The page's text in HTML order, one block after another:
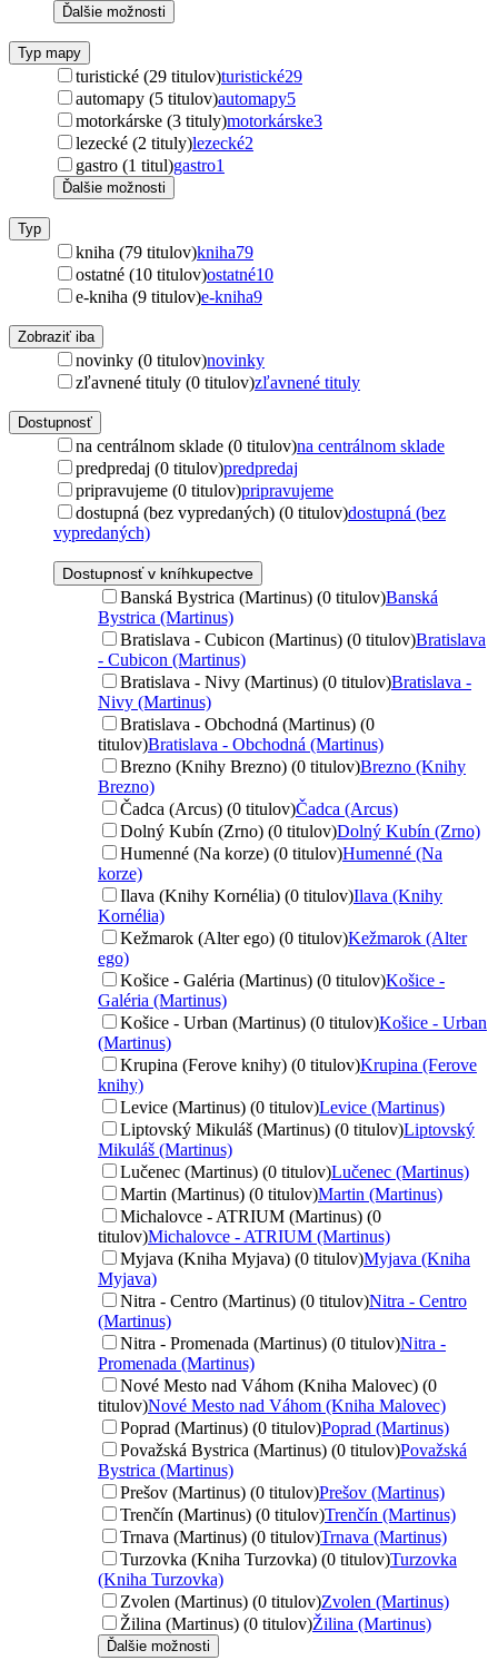
Ďalšie možnosti
Typ mapy
turistické (29 titulov)turistické29
automapy (5 titulov)automapy5
motorkárske (3 tituly)motorkárske3
lezecké (2 tituly)lezecké2
gastro (1 titul)gastro1
Ďalšie možnosti
Typ
kniha (79 titulov)kniha79
ostatné (10 titulov)ostatné10
e-kniha (9 titulov)e-kniha9
Zobraziť iba
novinky (0 titulov)novinky
zľavnené tituly (0 titulov)zľavnené tituly
Dostupnosť
na centrálnom sklade (0 titulov)na centrálnom sklade
predpredaj (0 titulov)predpredaj
pripravujeme (0 titulov)pripravujeme
dostupná (bez vypredaných) (0 titulov)dostupná (bez
vypredaných)
Dostupnosť v kníhkupectve
Banská Bystrica (Martinus) (0 titulov)Banská
Bystrica (Martinus)
Bratislava - Cubicon (Martinus) (0 titulov)Bratislava
- Cubicon (Martinus)
Bratislava - Nivy (Martinus) (0 titulov)Bratislava -
Nivy (Martinus)
Bratislava - Obchodná (Martinus) (0
titulov)Bratislava - Obchodná (Martinus)
Brezno (Knihy Brezno) (0 titulov)Brezno (Knihy
Brezno)
Čadca (Arcus) (0 titulov)Čadca (Arcus)
Dolný Kubín (Zrno) (0 titulov)Dolný Kubín (Zrno)
Humenné (Na korze) (0 titulov)Humenné (Na
korze)
Ilava (Knihy Kornélia) (0 titulov)Ilava (Knihy
Kornélia)
Kežmarok (Alter ego) (0 titulov)Kežmarok (Alter
ego)
Košice - Galéria (Martinus) (0 titulov)Košice -
Galéria (Martinus)
Košice - Urban (Martinus) (0 titulov)Košice - Urban
(Martinus)
Krupina (Ferove knihy) (0 titulov)Krupina (Ferove
knihy)
Levice (Martinus) (0 titulov)Levice (Martinus)
Liptovský Mikuláš (Martinus) (0 titulov)Liptovský
Mikuláš (Martinus)
Lučenec (Martinus) (0 titulov)Lučenec (Martinus)
Martin (Martinus) (0 titulov)Martin (Martinus)
Michalovce - ATRIUM (Martinus) (0
titulov)Michalovce - ATRIUM (Martinus)
Myjava (Kniha Myjava) (0 titulov)Myjava (Kniha
Myjava)
Nitra - Centro (Martinus) (0 titulov)Nitra - Centro
(Martinus)
Nitra - Promenada (Martinus) (0 titulov)Nitra -
Promenada (Martinus)
Nové Mesto nad Váhom (Kniha Malovec) (0
titulov)Nové Mesto nad Váhom (Kniha Malovec)
Poprad (Martinus) (0 titulov)Poprad (Martinus)
Považská Bystrica (Martinus) (0 titulov)Považská
Bystrica (Martinus)
Prešov (Martinus) (0 titulov)Prešov (Martinus)
Trenčín (Martinus) (0 titulov)Trenčín (Martinus)
Trnava (Martinus) (0 titulov)Trnava (Martinus)
Turzovka (Kniha Turzovka) (0 titulov)Turzovka
(Kniha Turzovka)
Zvolen (Martinus) (0 titulov)Zvolen (Martinus)
Žilina (Martinus) (0 titulov)Žilina (Martinus)
Ďalšie možnosti